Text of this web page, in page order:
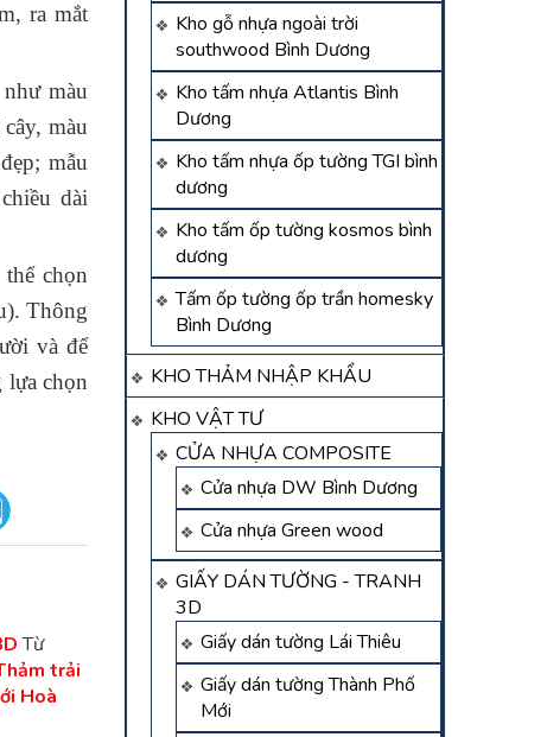
Kho gỗ nhựa ngoài trời
southwood Bình Dương
Kho tấm nhựa Atlantis Bình
Dương
Kho tấm nhựa ốp tường TGI bình
dương
Kho tấm ốp tường kosmos bình
dương
Tấm ốp tường ốp trần homesky
Bình Dương
KHO THẢM NHẬP KHẨU
KHO VẬT TƯ
CỬA NHỰA COMPOSITE
Cửa nhựa DW Bình Dương
Cửa nhựa Green wood
GIẤY DÁN TƯỜNG - TRANH
3D
Giấy dán tường Lái Thiêu
Giấy dán tường Thành Phố
Mới
ra mắt
màu
màu
mẫu
dài
chọn
Thông
và để
lựa chọn
Từ
trải
Hoà